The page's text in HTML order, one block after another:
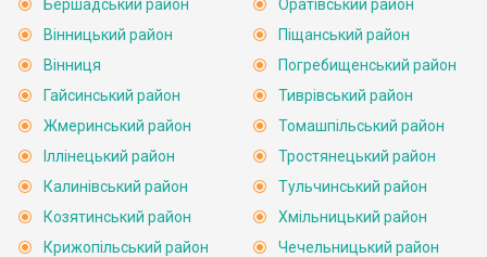
Бершадський район
Вінницький район
Вінниця
Гайсинський район
Жмеринський район
Іллінецький район
Калинівський район
Козятинський район
Крижопільський район
Оратівський район
Піщанський район
Погребищенський район
Тиврівський район
Томашпільський район
Тростянецький район
Тульчинський район
Хмільницький район
Чечельницький район